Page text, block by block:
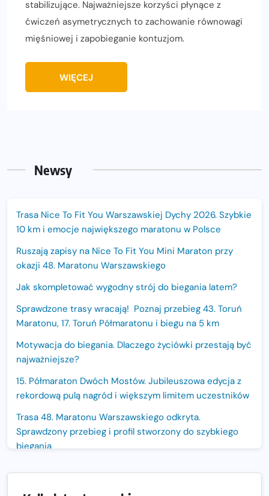
stabilizujące. Najważniejsze korzyści płynące z
ćwiczeń asymetrycznych to zachowanie równowagi
mięśniowej i zapobieganie kontuzjom.
WIĘCEJ
Newsy
Trasa Nice To Fit You Warszawskiej Dychy 2026. Szybkie
10 km i emocje największego maratonu w Polsce
Ruszają zapisy na Nice To Fit You Mini Maraton przy
okazji 48. Maratonu Warszawskiego
Jak skompletować wygodny strój do biegania latem?
Sprawdzone trasy wracają! Poznaj przebieg 43. Toruń
Maratonu, 17. Toruń Półmaratonu i biegu na 5 km
Motywacja do biegania. Dlaczego życiówki przestają być
najważniejsze?
15. Półmaraton Dwóch Mostów. Jubileuszowa edycja z
rekordową pulą nagród i większym limitem uczestników
Trasa 48. Maratonu Warszawskiego odkryta.
Sprawdzony przebieg i profil stworzony do szybkiego
biegania